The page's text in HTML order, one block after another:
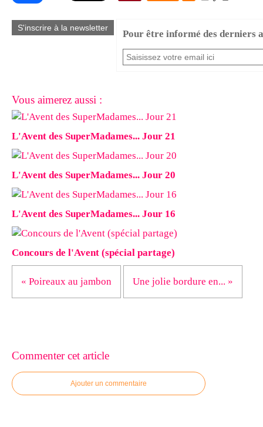
S'inscrire à la newsletter
Pour être informé des derniers
Vous aimerez aussi :
L'Avent des SuperMadames... Jour 21
L'Avent des SuperMadames... Jour 20
L'Avent des SuperMadames... Jour 16
Concours de l'Avent (spécial partage)
« Poireaux au jambon Une jolie bordure en... »
Commenter cet article
Ajouter un commentaire